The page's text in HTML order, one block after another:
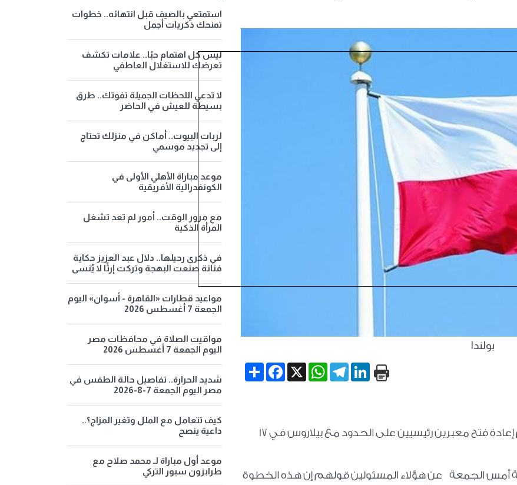
بولندا
Share
Facebook X
WhatsApp
TelegramLinkedIn
أعلن مسئولون بولنديون أن وزارة الداخلية تعتزم إعادة فتح معبرين رئيسيين على الحدود مع بيلاروس في 17
أمس الجمعة عن هؤلاء المسئولين قولهم إن هذه الخطوة
استمتعي بالصيف قبل انتهائه.. خطوات
تمنحك ذكريات أجمل
ليس كل اهتمام حبًا.. علامات تكشف
تعرضك للاستغلال العاطفي
لا تدعي اللحظات الجميلة تفوتك.. طرق
بسيطة للعيش في الحاضر
لربات البيوت.. أماكن في منزلك تحتاج
إلى تجديد موسمي
موعد مباراة الأهلي الأولى في
الكونفدرالية الأفريقية
مع مرور الوقت.. أمور لم تعد تشغل
المرأة الذكية
في ذكرى رحيلها.. دلال عبد العزيز حكاية
فنانة صنعت البهجة وتركت إرثًا لا يُنسى
مواعيد قطارات «القاهرة - أسوان» اليوم
الجمعة 7 أغسطس 2026
مواقيت الصلاة في محافظات مصر
اليوم الجمعة 7 أغسطس 2026
شديد الحرارة.. تفاصيل حالة الطقس في
مصر اليوم الجمعة 7-8-2026
كيف تتعامل مع الملل وتغير المزاج؟..
داعية ينصح
موعد أول مباراة لـ محمد صلاح مع
طرابزون سبور التركي